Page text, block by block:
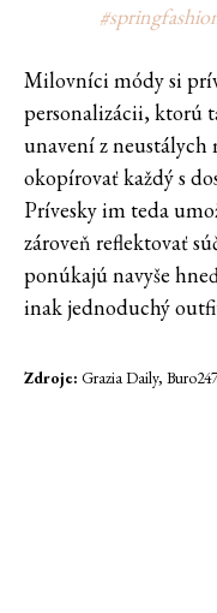
Milovníci módy si
personalizácii, ktorú
unavení z
okopírovať každý s
Prívesky im teda
zároveň reflektovať
ponúkajú navyše
inak jednoduchý
Zdroje: Grazia Daily,